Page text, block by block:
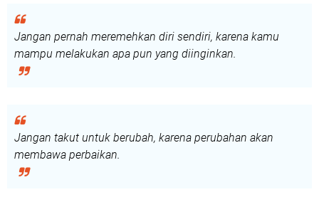
Jangan pernah meremehkan diri sendiri, karena kamu
mampu melakukan apa pun yang diinginkan.
Jangan takut untuk berubah, karena perubahan akan
membawa perbaikan.